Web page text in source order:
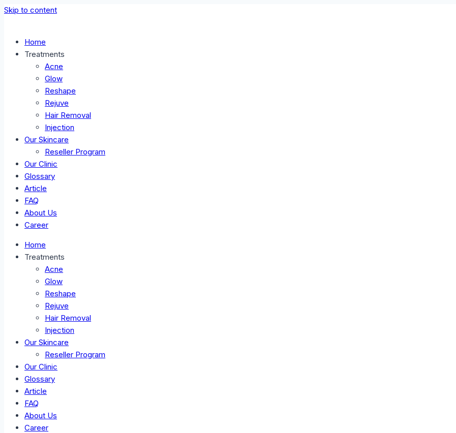
Skip to content
Home
Treatments
Acne
Glow
Reshape
Rejuve
Hair Removal
Injection
Our Skincare
Reseller Program
Our Clinic
Glossary
Article
FAQ
About Us
Career
Home
Treatments
Acne
Glow
Reshape
Rejuve
Hair Removal
Injection
Our Skincare
Reseller Program
Our Clinic
Glossary
Article
FAQ
About Us
Career